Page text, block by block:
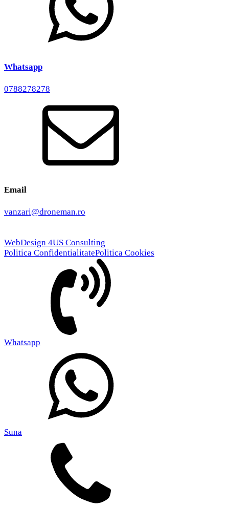
Whatsapp
0788278278
Email
vanzari@droneman.ro
WebDesign 4US Consulting
Politica ConfidentialitatePolitica Cookies
Whatsapp
Suna